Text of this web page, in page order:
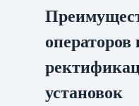
установок